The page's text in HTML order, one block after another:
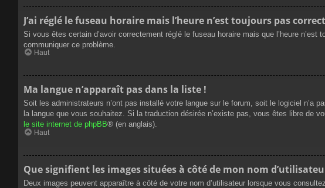
J’ai réglé le fuseau horaire mais l’heure n’est toujours pas
Si vous êtes certain d’avoir correctement réglé le fuseau horaire mais que l’heure
communiquer ce problème.
Haut
Ma langue n’apparaît pas dans la liste !
Soit les administrateurs n’ont pas installé votre langue sur le forum, soit le logiciel n’a
la langue que vous souhaitez. Si la traduction désirée n’existe pas, vous êtes libre de
le site internet de phpBB® (en anglais).
Haut
Que signifient les images situées à côté de mon nom
Deux images peuvent apparaître à côté de votre nom d’utilisateur lorsque vous